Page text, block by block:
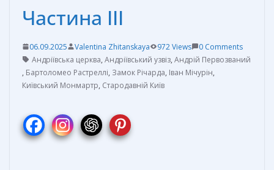
Частина III
06.09.2025 Valentina Zhitanskaya 972 Views
0 Comments
Андріївська церква, Андріївський узвіз, Андрій Первозваний
, Бартоломео Растреллі, Замок Річарда, Іван Мічурін,
Київський Монмартр, Стародавній Київ